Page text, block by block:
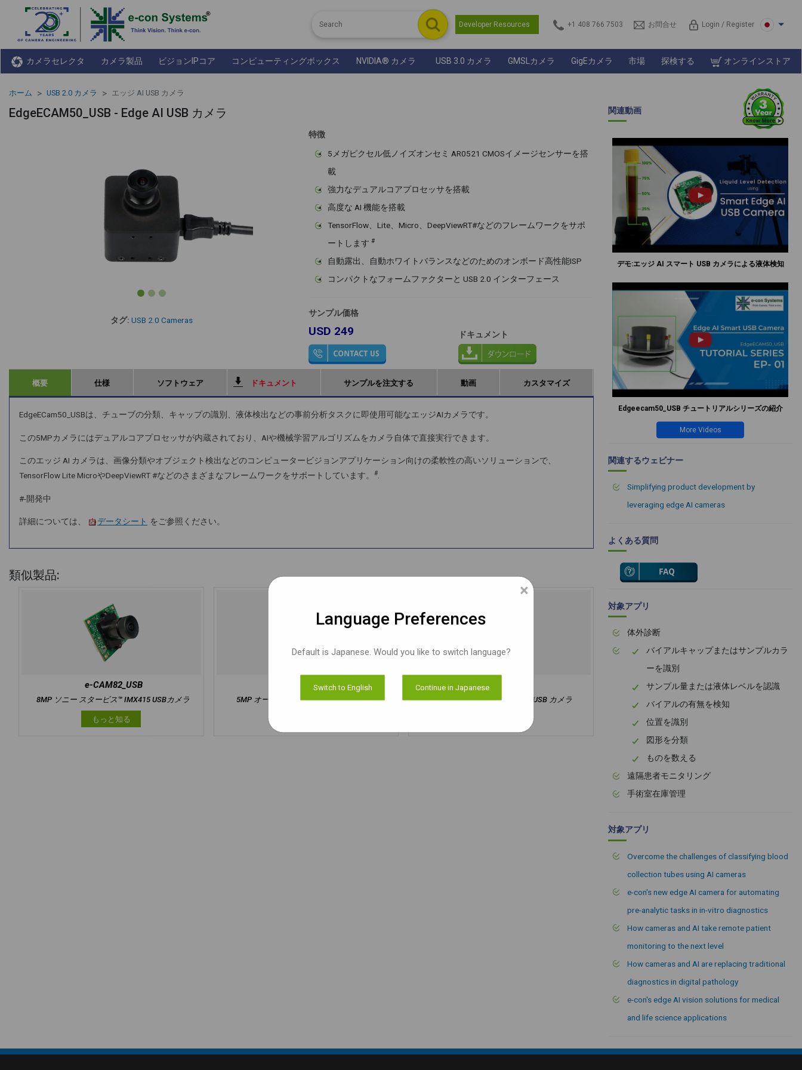
Developer Resources +1 408 766 7503 お問合せ Login / Register
カメラセレクタ カメラ製品 ビジョンIPコア コンピューティングボックス NVIDIA® カメラ USB 3.0 カメラ GMSLカメラ GigEカメラ 市場 探検する オンラインストア
ホーム USB 2.0 カメラ エッジ AI USB カメラ
EdgeECAM50_USB - Edge AI USB カメラ
タグ: USB 2.0 Cameras
特徴
5メガピクセル低ノイズオンセミ AR0521 CMOSイメージセンサーを搭
載
強力なデュアルコアプロセッサを搭載
高度な AI 機能を搭載
TensorFlow、Lite、Micro、DeepViewRT#などのフレームワークをサポ
ートします #
自動露出、自動ホワイトバランスなどのためのオンボード高性能ISP
コンパクトなフォームファクターと USB 2.0 インターフェース
サンプル価格
USD 249 ドキュメント
概要 仕様 ソフトウェア ドキュメント サンプルを注文する 動画 カスタマイズ
EdgeECam50_USBは、チューブの分類、キャップの識別、液体検出などの事前分析タスクに即使用可能なエッジAIカメラです。
この5MPカメラにはデュアルコアプロセッサが内蔵されており、AIや機械学習アルゴリズムをカメラ自体で直接実行できます。
このエッジ AI カメラは、画像分類やオブジェクト検出などのコンピュータービジョンアプリケーション向けの柔軟性の高いソリューションで、
TensorFlow Lite MicroやDeepViewRT #などのさまざまなフレームワークをサポートしています。
#.
#-開発中
詳細については、 データシート をご参照ください。
類似製品:
e-CAM82_USB
8MP ソニー スタービス™ IMX415 USBカメラ
もっと知る
e-CAM51_USB
5MP オートフォーカス USB ボードカメラ
Hyperyon®
2MP SONY STARVIS IMX290 USB カメラ
関連動画
デモ:エッジ AI スマート USB カメラによる液体検知
Edgeecam50_USB チュートリアルシリーズの紹介
More Videos
関連するウェビナー
Simplifying product development by
leveraging edge AI cameras
よくある質問
対象アプリ
体外診断
バイアルキャップまたはサンプルカラ
ーを識別
サンプル量または液体レベルを認識
バイアルの有無を検知
位置を識別
図形を分類
ものを数える
遠隔患者モニタリング
手術室在庫管理
対象アプリ
Overcome the challenges of classifying blood
collection tubes using AI cameras
e-con's new edge AI camera for automating
pre-analytic tasks in in-vitro diagnostics
How cameras and AI take remote patient
monitoring to the next level
How cameras and AI are replacing traditional
diagnostics in digital pathology
e-con's edge AI vision solutions for medical
and life science applications
×
Language Preferences
Default is Japanese. Would you like to switch language?
Switch to English Continue in Japanese